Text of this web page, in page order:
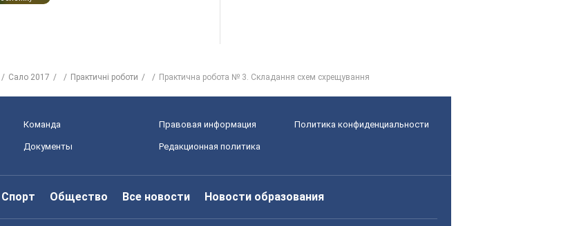
Сало 2017 Практичні роботи Практична робота № 3. Складання схем схрещування
Команда Правовая информация Политика конфиденциальности
Документы Редакционная политика
Спорт Общество Все новости Новости образования